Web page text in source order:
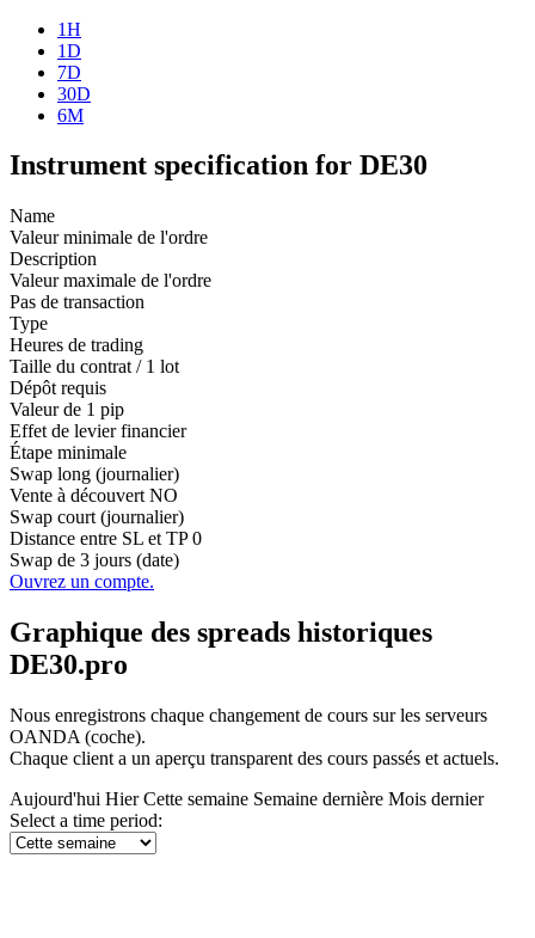
1H
1D
7D
30D
6M
Instrument specification for DE30
Name
Valeur minimale de l'ordre
Description
Valeur maximale de l'ordre
Pas de transaction
Type
Heures de trading
Taille du contrat / 1 lot
Dépôt requis
Valeur de 1 pip
Effet de levier financier
Étape minimale
Swap long (journalier)
Vente à découvert NO
Swap court (journalier)
Distance entre SL et TP 0
Swap de 3 jours (date)
Ouvrez un compte.
Graphique des spreads historiques
DE30.pro
Nous enregistrons chaque changement de cours sur les serveurs
OANDA (coche).
Chaque client a un aperçu transparent des cours passés et actuels.
Aujourd'hui HierCette semaine Semaine dernière Mois dernier
Select a time period: